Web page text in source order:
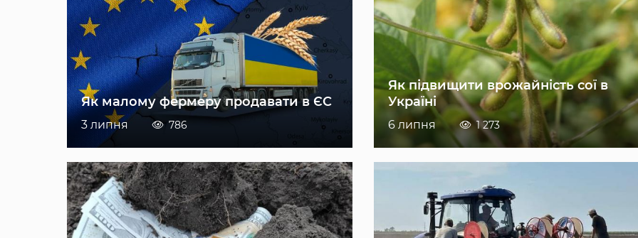
Як малому фермеру продавати в ЄС
3 липня 786
Як підвищити врожайність сої в
Україні
6 липня 1 273